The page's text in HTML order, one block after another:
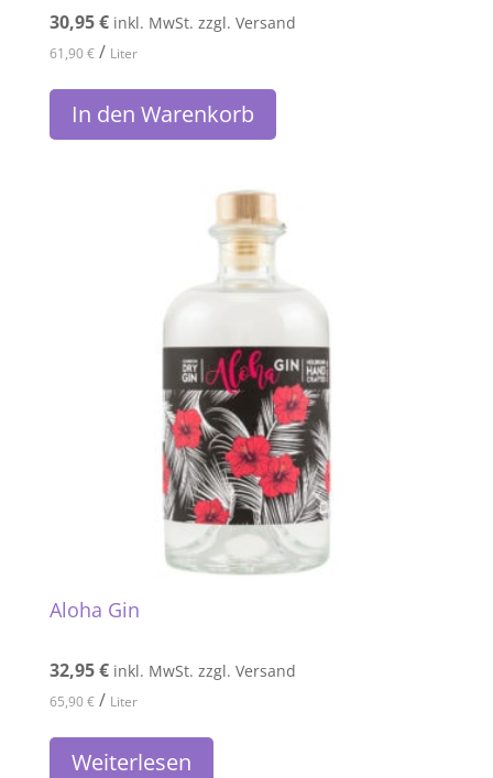
30,95€ inkl. MwSt. zzgl. Versand
61,90€/ Liter
In den Warenkorb
Aloha Gin
32,95€ inkl. MwSt. zzgl. Versand
65,90€/ Liter
Weiterlesen